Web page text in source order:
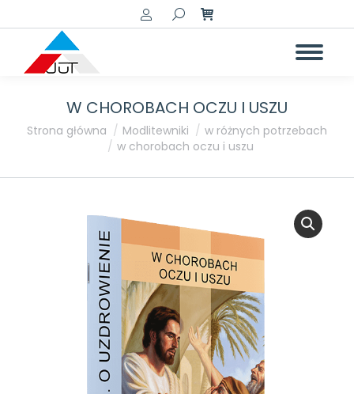
Szukaj:
W CHOROBACH OCZU I USZU
Jesteś tutaj:
Strona główna Modlitewniki
w różnych potrzebach
w chorobach oczu i uszu